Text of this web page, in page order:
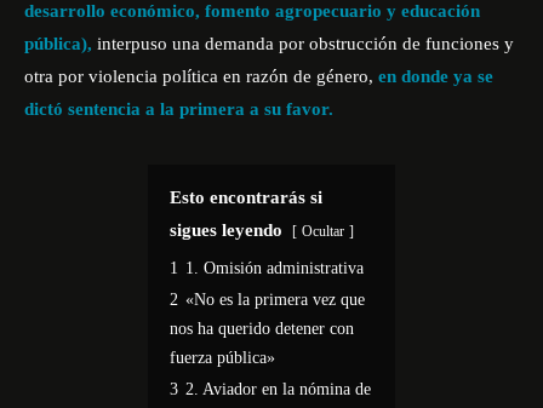
desarrollo económico, fomento agropecuario y educación
pública), interpuso una demanda por obstrucción de funciones y
otra por violencia política en razón de género, en donde ya se
dictó sentencia a la primera a su favor.
Esto encontrarás si
sigues leyendo
Ocultar
1 1. Omisión administrativa
2 «No es la primera vez que
nos ha querido detener con
fuerza pública»
3 2. Aviador en la nómina de